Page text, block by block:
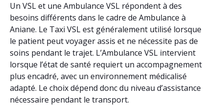
Un VSL et une Ambulance VSL répondent à des
besoins différents dans le cadre de Ambulance à
Aniane. Le Taxi VSL est généralement utilisé lorsque
le patient peut voyager assis et ne nécessite pas de
soins pendant le trajet. L’Ambulance VSL intervient
lorsque l’état de santé requiert un accompagnement
plus encadré, avec un environnement médicalisé
adapté. Le choix dépend donc du niveau d’assistance
nécessaire pendant le transport.